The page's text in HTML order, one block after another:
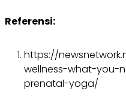
Referensi:
https://
wellness-what-
prenatal-yoga/